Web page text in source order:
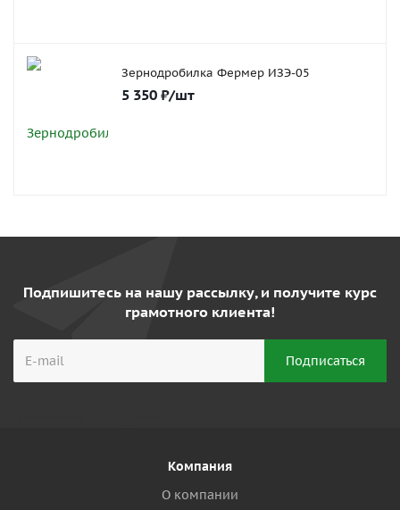
Зернодробилка Фермер ИЗЭ-05
5 350 ₽/шт
Подпишитесь на нашу рассылку, и получите курс
грамотного клиента!
Компания
О компании